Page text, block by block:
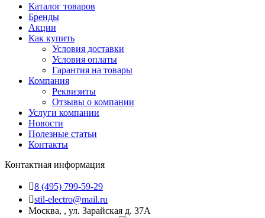
Каталог товаров
Бренды
Акции
Как купить
Условия доставки
Условия оплаты
Гарантия на товары
Компания
Реквизиты
Отзывы о компании
Услуги компании
Новости
Полезные статьи
Контакты
Контактная информация
8 (495) 799-59-29
stil-electro@mail.ru
Москва, , ул. Зарайская д. 37А